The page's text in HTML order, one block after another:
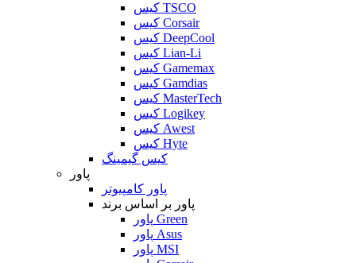
کیس TSCO
کیس Corsair
کیس DeepCool
کیس Lian-Li
کیس Gamemax
کیس Gamdias
کیس MasterTech
کیس Logikey
کیس Awest
کیس Hyte
کیس گیمینگ
پاور
پاور کامپیوتر
پاور بر اساس برند
پاور Green
پاور Asus
پاور MSI